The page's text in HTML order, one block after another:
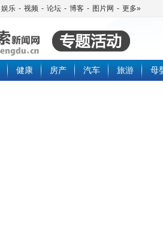
娱乐 - 视频 - 论坛 - 博客 - 图片网 - 更多»
健康 房产 汽车 旅游 母